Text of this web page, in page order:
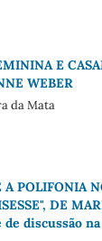
E
WEBER
da Mata
POLIFONIA
DE
discussão